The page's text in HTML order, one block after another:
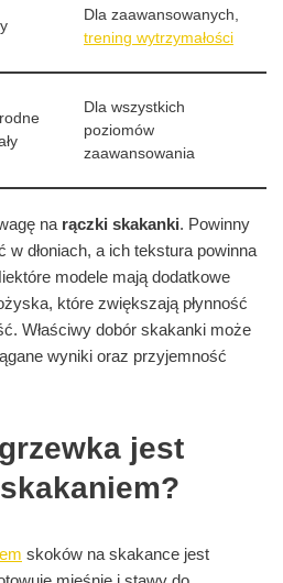
Dla zaawansowanych,
trening wytrzymałości
Dla wszystkich
poziomów
zaawansowania
na rączki skakanki. Powinny
w dłoniach, a ich tekstura powinna
modele mają dodatkowe
które zwiększają płynność
Właściwy dobór skakanki może
wyniki oraz przyjemność
jest
skoków na skakance jest